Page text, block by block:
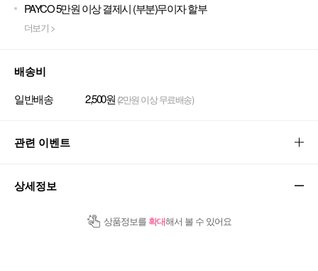
PAYCO 5만원 이상 결제시 (부분)무이자 할부
더보기 >
배송비
일반배송 2,500원 (2만원 이상 무료배송)
관련 이벤트
상세정보
상품정보를 확대해서 볼 수 있어요